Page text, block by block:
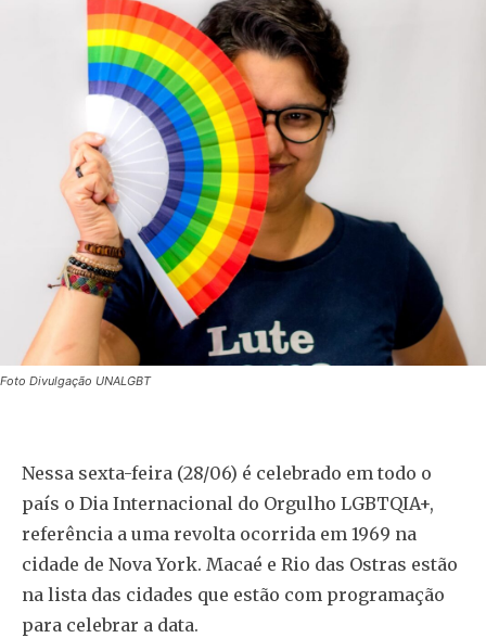
Foto Divulgação UNALGBT
Nessa sexta-feira (28/06) é celebrado em todo o
país o Dia Internacional do Orgulho LGBTQIA+,
referência a uma revolta ocorrida em 1969 na
cidade de Nova York. Macaé e Rio das Ostras estão
na lista das cidades que estão com programação
para celebrar a data.